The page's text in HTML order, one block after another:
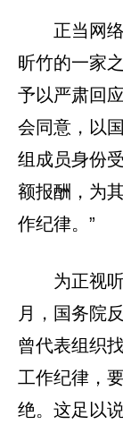
正当网
昕竹的一家
予以严肃回
会同意，以
组成员身份
额报酬，为
作纪律。”
为正视
月，国务院
曾代表组织
工作纪律，
绝。这足以